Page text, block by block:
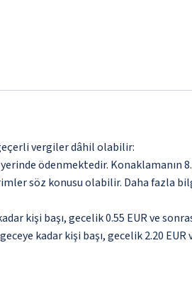
vergiler dâhil olabilir:
ödenmektedir. Konaklamanın
söz konusu olabilir. Daha fazla
kişi başı, gecelik 0.55 EUR ve
kadar kişi başı, gecelik 2.20